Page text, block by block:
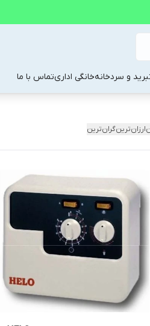
و سردخانهخانگی اداریتماس با ما
ارزان‌ترینگران‌ترین